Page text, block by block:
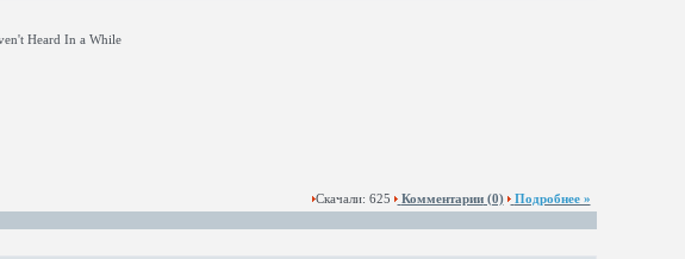
Скачали: 625
Комментарии(0) Подробнее »